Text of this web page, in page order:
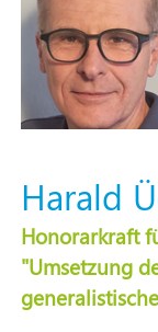
Harald
Honorarkraft
"Umsetzung